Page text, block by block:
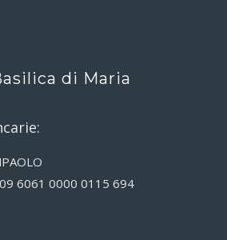
di Maria
6061 0000 0115 694